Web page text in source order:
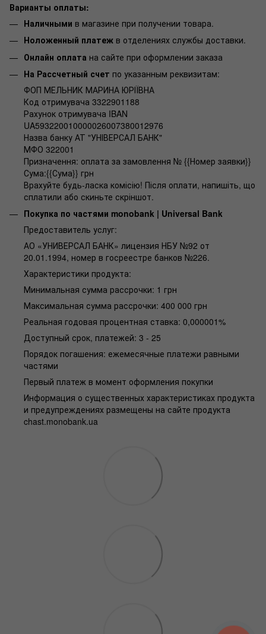
Варианты оплаты:
Наличными в магазине при получении товара.
Ноложенный платеж в отделениях службы доставки.
Онлайн оплата на сайте при оформлении заказа
На Рассчетный счет по указанным реквизитам:
ФОП МЕЛЬНИК МАРИНА ЮРІЇВНА
Код отримувача 3322901188
Рахунок отримувача IBAN
UA593220010000026007380012976
Назва банку АТ "УНІВЕРСАЛ БАНК"
МФО 322001
Призначення: оплата за замовлення № {{Номер заявки}}
Сума:{{Сума}} грн
Врахуйте будь-ласка комісію! Після оплати, напишіть, що
сплатили або скиньте скріншот.
Покупка по частями monobank | Universal Bank
Предоставитель услуг:
АО «УНИВЕРСАЛ БАНК» лицензия НБУ №92 от
20.01.1994, номер в госреестре банков №226.
Характеристики продукта:
Минимальная сумма рассрочки: 1 грн
Максимальная сумма рассрочки: 400 000 грн
Реальная годовая процентная ставка: 0,000001%
Доступный срок, платежей: 3 - 25
Порядок погашения: ежемесячные платежи равными
частями
Первый платеж в момент оформления покупки
Информация о существенных характеристиках продукта
и предупреждениях размещены на сайте продукта
chast.monobank.ua